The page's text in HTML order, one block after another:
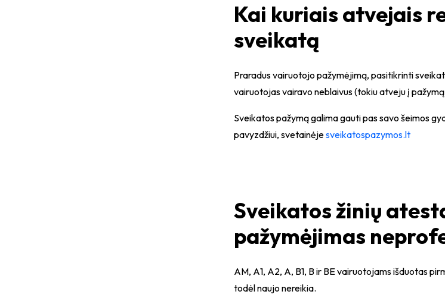
Kai kuriais atvejais
sveikatą
Praradus vairuotojo pažymėjimą, pasitikrinti
vairuotojas vairavo neblaivus (tokiu atveju į
Sveikatos pažymągalima gauti pas savo šeimos
pavyzdžiui, svetainėjesveikatospazymos.lt
Sveikatos žinių
pažymėjimas
AM, A1, A2, A, B1, B ir BE vairuotojams išduotas
todėl naujo nereikia.